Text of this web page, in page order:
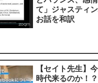
て」ジャスティ
お話を和訳
【セイト先生】
時代来るのか！